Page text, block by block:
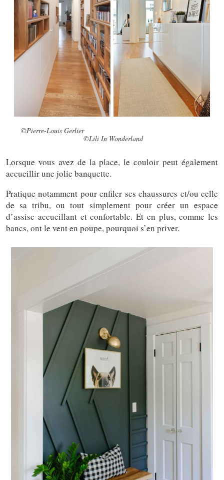
©Pierre-Louis Gerlier
©Lili In Wonderland
Lorsque vous avez de la place, le couloir peut également
accueillir une jolie banquette.
Pratiquenotamment pour enfiler ses chaussures et/ou celle
de sa tribu, ou tout simplement pour créer un espace
d’assise accueillantet confortable. Et en plus, comme les
bancs, ont le vent en poupe, pourquoi s’en priver.